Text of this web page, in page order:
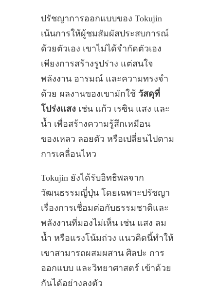
ปรัชญาการออกแบบของ Tokujin
เน้นการให้ผู้ชมสัมผัสประสบการณ์
ด้วยตัวเอง เขาไม่ได้จำกัดตัวเอง
เพียงการสร้างรูปร่าง แต่สนใจ
พลังงาน อารมณ์ และความทรงจำ
ด้วย ผลงานของเขามักใช้ วัสดุที่
โปร่งแสง เช่น แก้ว เรซิน แสง และ
น้ำ เพื่อสร้างความรู้สึกเหมือน
ของเหลว ลอยตัว หรือเปลี่ยนไปตาม
การเคลื่อนไหว
Tokujin ยังได้รับอิทธิพลจาก
วัฒนธรรมญี่ปุ่น โดยเฉพาะปรัชญา
เรื่องการเชื่อมต่อกับธรรมชาติและ
พลังงานที่มองไม่เห็น เช่น แสง ลม
น้ำ หรือแรงโน้มถ่วง แนวคิดนี้ทำให้
เขาสามารถผสมผสาน ศิลปะ การ
ออกแบบ และวิทยาศาสตร์ เข้าด้วย
กันได้อย่างลงตัว